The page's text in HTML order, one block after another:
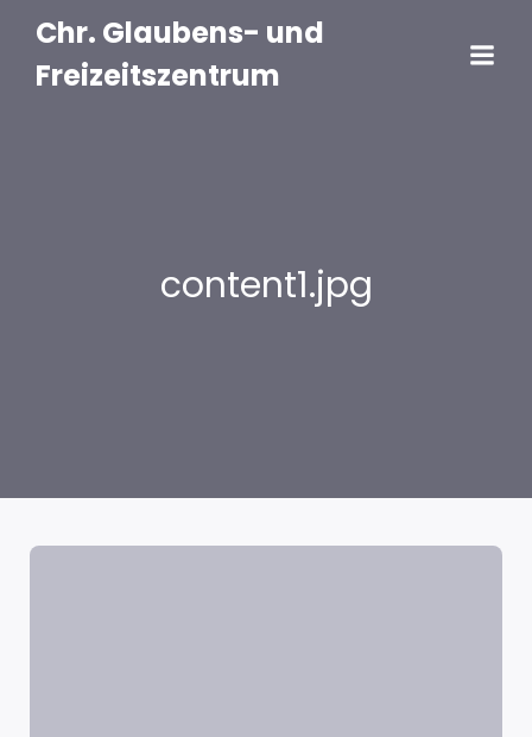
Chr. Glaubens- und
Freizeitszentrum
content1.jpg